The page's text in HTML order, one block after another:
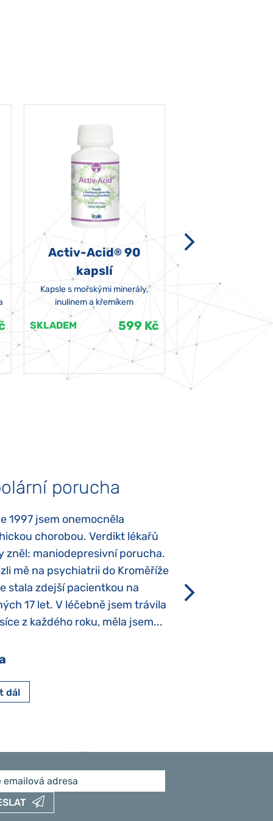
Activ-Acid®90
kapslí
Kapsle s mořskými minerály,
inulinem a křemíkem
SKLADEM 599 Kč
porucha
1997 jsem onemocněla
chorobou. Verdikt lékařů
zněl: maniodepresivní porucha.
mě na psychiatrii do Kroměříže
stala zdejší pacientkou na
17 let. V léčebně jsem trávila
z každého roku, měla jsem...
dál
který je u
Po půl roce